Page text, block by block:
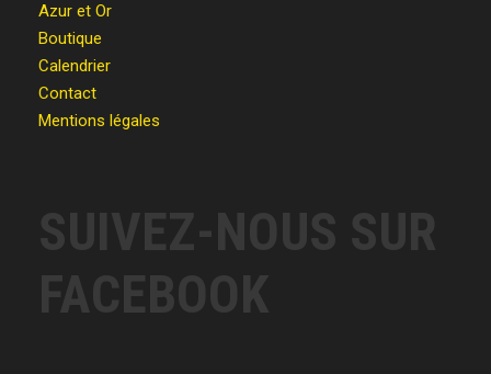
Azur et Or
Boutique
Calendrier
Contact
Mentions légales
SUIVEZ-NOUS SUR
FACEBOOK